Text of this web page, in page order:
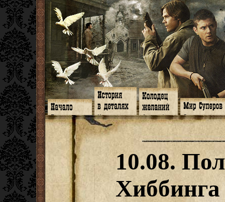
Главная
Программа
Форум
Facebook
Гостевая
Книги
Галереи
Музыка
Видео
Субтитры
Заметки
Мысли
Откровение
Арт-кафе
Игромания
Фанфики
Обои
Фанарт
Анекдоты
Передоз
Страшилки
Знакомство
Обитатели
Семейное
Дневник
Арсенал
Суперы от и
10.08.
Хиббинга